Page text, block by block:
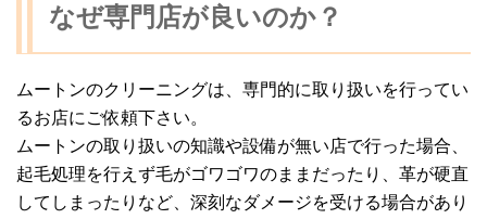
なぜ専門店が良いのか？
ムートンのクリーニングは、専門的に取り扱いを行ってい
るお店にご依頼下さい。
ムートンの取り扱いの知識や設備が無い店で行った場合、
起毛処理を行えず毛がゴワゴワのままだったり、革が硬直
してしまったりなど、深刻なダメージを受ける場合があり